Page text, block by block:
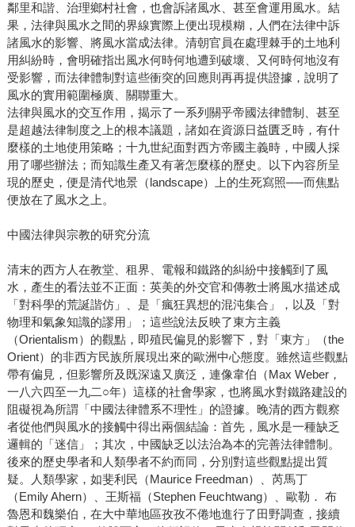
鄰里和諧、治理鄉村社會，也會訴諸風水、甚至會運用風水。結
果，法律與風水之間的界線實際上便出現模糊，人們在法律中訴
諸風水的影響、將風水當成法律。清朝官員在處理棘手的土地利
用糾紛時，會明確指出風水何時何地遭到破壞、又何時何地沒有
受影響，而法律體制對這些衝突的回應則再再提供證據，說明了
風水的實用範圍極廣、關聯重大。
法律與風水的交互作用，揭示了一系列關乎帝國法律體制、甚至
是超越法律制度之上的根本議題，諸如在資源日益匱乏時，有什
麼樣的土地使用策略；十九世紀面對西方帝國主義時，中國人採
用了哪些辦法；而知識生產又有著怎麼樣的歷史。以下內容所呈
現的歷史，便是清代地景（landscape）上的生死寫照──而焦點
便放在了風水之上。
中國法律與宗教的研究分流
清末的西方人在教堂、租界、電報和鐵路的糾紛中接觸到了風
水，產生的看法並不正面：英美的外交官和傳教士將風水描述成
「對科學的荒誕諧仿」、是「瘋狂異想的混沌集合」，以及「對
物理和氣象知識的謬用」；這些說法反映了東方主義
（Orientalism）的觀點，即殖民偏見的影響下，對「東方」（the
Orient）的非西方民族所展現出來的歐洲中心態度。雖然這些觀點
帶有偏見，但影響所及既深遠又廣泛，連像韋伯（Max Weber，
一八六四至一九二○年）這樣的社會學家，也將風水對鐵路建設的
阻礙視為所謂「中國法律體系不理性」的證據。晚清的西方觀察
者從他們與風水的接觸中得出兩個結論：首先，風水是一種缺乏
邏輯的「迷信」；其次，中國缺乏以法治為本的完善法律體制。
後來的歷史學者和人類學者不約而同，分別對這些觀點提出質
疑。人類學家，如斐利民（Maurice Freedman）、芮馬丁
（Emily Ahern）、王斯福（Stephen Feuchtwang）、歐勒． 布
魯恩和魏樂伯，在大中華地區孜孜不倦地進行了田野調查，接續